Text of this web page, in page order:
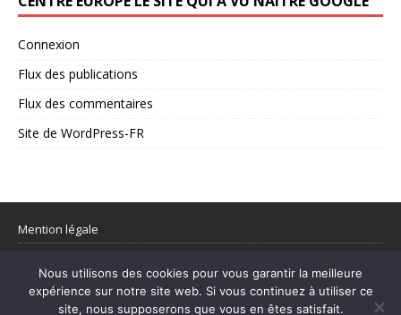
Connexion
Flux des publications
Flux des commentaires
Site de WordPress-FR
Mention légale
© 1998–2026 Centre Europe Actu – L’actualité utile et les sujets qui
Nous utilisons des cookies pour vous garantir la meilleure
expérience sur notre site web. Si vous continuez à utiliser ce
site, nous supposerons que vous en êtes satisfait.